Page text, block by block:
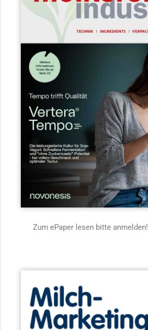
Zum ePaper lesen bitte anmelden!